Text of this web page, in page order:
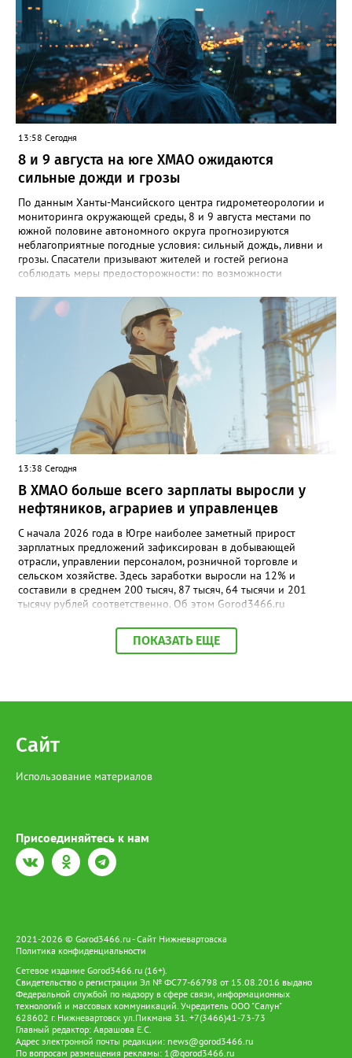
дом, но не смог. Затем его нашли прохожие и позвонили в
полицию", - добавил источник.
13:58 Сегодня
8 и 9 августа на юге ХМАО ожидаются
сильные дожди и грозы
По данным Ханты-Мансийского центра гидрометеорологии и
мониторинга окружающей среды, 8 и 9 августа местами по
южной половине автономного округа прогнозируются
неблагоприятные погодные условия: сильный дождь, ливни и
грозы. Спасатели призывают жителей и гостей региона
соблюдать меры предосторожности: по возможности
под деревьями и слабоукреплёнными конструкциями, а также
быть внимательными на дорогах из-за ухудшения видимости и
риска аквапланирования. При возникновении чрезвычайных
ситуаций немедленно звоните по единому номеру экстренных
13:38 Сегодня
В ХМАО больше всего зарплаты выросли у
нефтяников, аграриев и управленцев
С начала 2026 года в Югре наиболее заметный прирост
зарплатных предложений зафиксирован в добывающей
отрасли, управлении персоналом, розничной торговле и
сельском хозяйстве. Здесь заработки выросли на 12% и
составили в среднем 200 тысяч, 87 тысяч, 64 тысячи и 201
тысячу рублей соответственно. Об этом Gorod3466.ru
также туризм, гостиничный и ресторанный бизнес (+11%, до
68,4 тыс. рублей), производство и сервисное обслуживание
Отдельный тренд — рост оплаты на подработке: за год
175 тыс. рублей (+5% к прошлому году).
ПОКАЗАТЬ ЕЩЕ
Сайт
Использование материалов
Присоединяйтесь к нам
2021-2026 © Gorod3466.ru - Сайт Нижневартовска
Политика конфиденциальности
Сетевое издание Gorod3466.ru (16+).
Свидетельство о регистрации Эл № ФС77-66798 от 15.08.2016 выдано
Федеральной службой по надзору в сфере связи, информационных
технологий и массовых коммуникаций. Учредитель ООО "Салун"
628602 г. Нижневартовск ул.Пикмана 31. +7(3466)41-73-73
Главный редактор: Аврашова Е.С.
Адрес электронной почты редакции: news@gorod3466.ru
По вопросам размещения рекламы: 1@gorod3466.ru